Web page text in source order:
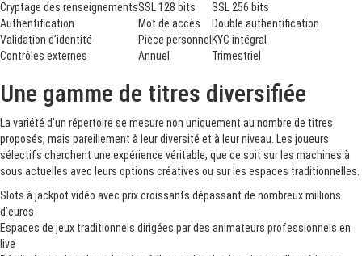
Cryptage des renseignementsSSL 128 bits
SSL 256 bits
Authentification
Mot de accès
Double authentification
Validation d’identité
Pièce personnel KYC intégral
Contrôles externes
Annuel Trimestriel
Une gamme de titres diversifiée
La variété d’un répertoire se mesure non uniquement au nombre de titres
proposés, mais pareillement à leur diversité et à leur niveau. Les joueurs
sélectifs cherchent une expérience véritable, que ce soit sur les machines à
sous actuelles avec leurs options créatives ou sur les espaces traditionnelles.
Slots à jackpot vidéo avec prix croissants dépassant de nombreux millions
d’euros
Espaces de jeux traditionnels dirigées par des animateurs professionnels en
live